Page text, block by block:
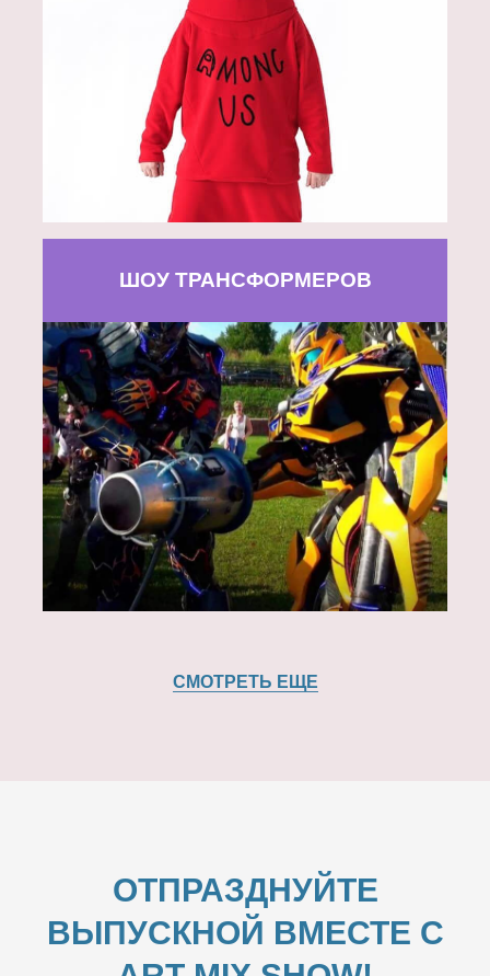
ШОУ ТРАНСФОРМЕРОВ
СМОТРЕТЬ ЕЩЕ
ОТПРАЗДНУЙТЕ
ВЫПУСКНОЙ ВМЕСТЕ С